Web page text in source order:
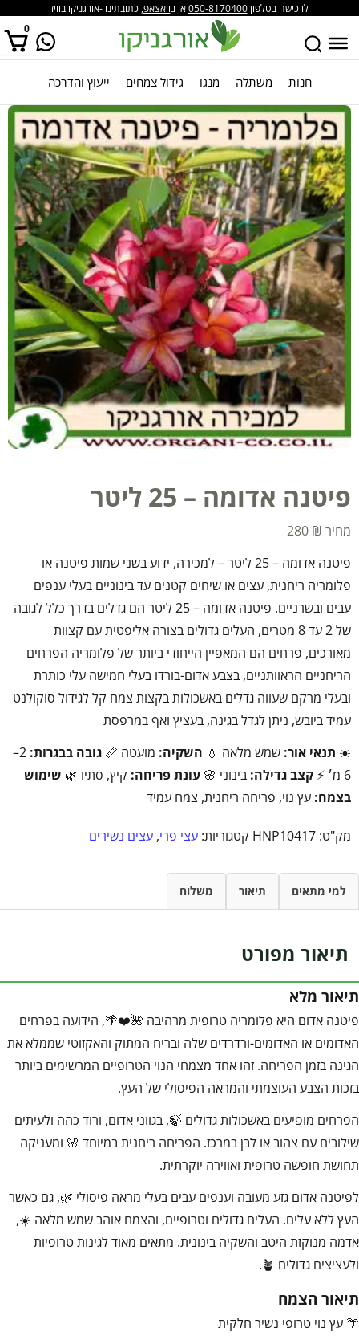
לרכישה בטלפון050-8170400או בוואצאפ, כתובתינו -אורגניקו בוויז
0
אין מוצרים בסל הקניות. חנות משתלה מנגו גידול צמחים ייעוץ והדרכה
פיטנה אדומה – 25 ליטר
280 ₪
פיטנה אדומה – 25 ליטר – למכירה, ידוע בשני שמות פיטנה או
פלומריה ריחנית, עצים או שיחים קטנים עד בינוניים בעלי ענפים
עבים ובשרניים. פיטנה אדומה – 25 ליטר הם גדלים בדרך כלל לגובה
של 2 עד 8 מטרים, העלים גדולים בצורה אליפטית עם קצוות
מאורכים, פרחים הם המאפיין הייחודי ביותר של פלומריה הפרחים
הריחניים הראוותניים, בצבע אדום-בורדו בעלי חמישה עלי כותרת
ובעלי מרקם שעווה גדלים באשכולות בקצות צמח קל לגידול סוקולנט
עמיד ביובש, ניתן לגדל בגינה, בעציץ ואף במרפסת
☀️ תנאי אור: שמש מלאה 💧 השקיה: מועטה 📏 גובה בבגרות:
2–
6 מ׳ ⚡
קצב גדילה: בינוני 🌸 עונת פריחה: קיץ, סתיו 🌿 שימוש
בצמח: עץ נוי, פריחה ריחנית, צמח עמיד
מק"ט: HNP10417 קטגוריות: עצי פרי, עצים נשירים
למי מתאים תיאור משלוח
תיאור מפורט
תיאור מלא
פיטנה אדום היא פלומריה טרופית מרהיבה 🌺❤️🌴, הידועה בפרחים
האדומים או האדומים-ורדרדים שלה ובריח המתוק והאקזוטי שממלא את
הגינה בזמן הפריחה. זהו אחד מצמחי הנוי הטרופיים המרשימים ביותר
בזכות הצבע העוצמתי והמראה הפיסולי של העץ.
הפרחים מופיעים באשכולות גדולים 🍃, בגווני אדום, ורוד כהה ולעיתים
שילובים עם צהוב או לבן במרכז. הפריחה ריחנית במיוחד 🌸 ומעניקה
תחושת חופשה טרופית ואווירה יוקרתית.
לפיטנה אדום גזע מעובה וענפים עבים בעלי מראה פיסולי 🌿, גם כאשר
העץ ללא עלים. העלים גדולים וטרופיים, והצמח אוהב שמש מלאה ☀️,
אדמה מנוקזת היטב והשקיה בינונית. מתאים מאוד לגינות טרופיות
ולעציצים גדולים 🪴.
תיאור הצמח
🌴 עץ נוי טרופי נשיר חלקית